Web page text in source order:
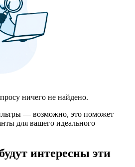
ничего не найдено.
— возможно, это поможет
для вашего идеального
интересны эти